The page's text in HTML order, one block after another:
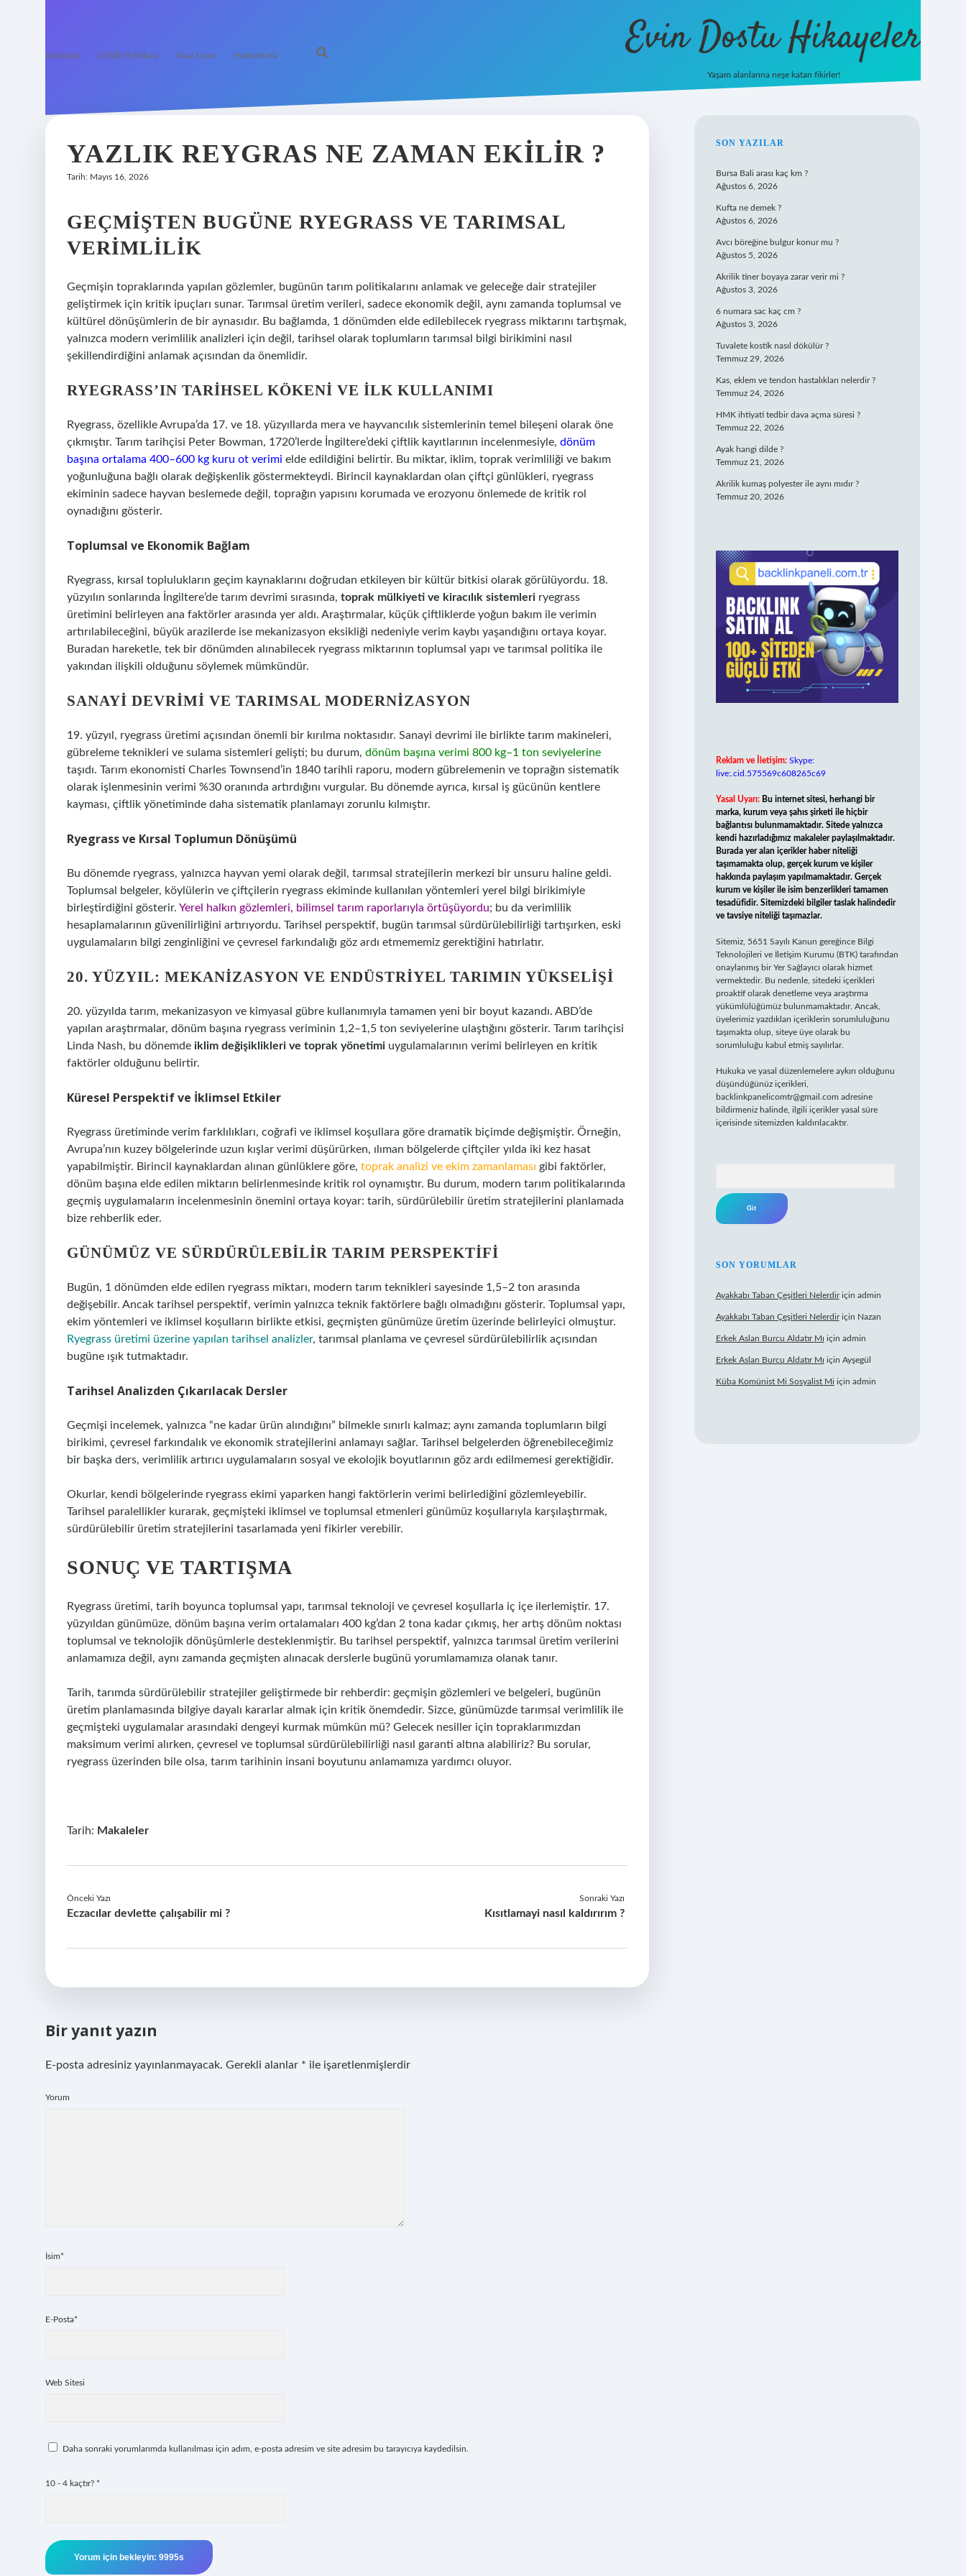
Anasayfa Gizlilik Politikası Yasal Uyarı Hakkımızda Evin Dostu Hikayeler
Yaşam alanlarına neşe katan fikirler!
YAZLIK REYGRAS NE ZAMAN EKILIR ?
Tarih: Mayıs 16, 2026
GEÇMIŞTEN BUGÜNE RYEGRASS VE TARIMSAL
VERIMLILIK
Geçmişin topraklarında yapılan gözlemler, bugünün tarım politikalarını anlamak ve geleceğe dair stratejiler
geliştirmek için kritik ipuçları sunar. Tarımsal üretim verileri, sadece ekonomik değil, aynı zamanda toplumsal ve
kültürel dönüşümlerin de bir aynasıdır. Bu bağlamda, 1 dönümden elde edilebilecek ryegrass miktarını tartışmak,
yalnızca modern verimlilik analizleri için değil, tarihsel olarak toplumların tarımsal bilgi birikimini nasıl
şekillendirdiğini anlamak açısından da önemlidir.
RYEGRASS’IN TARIHSEL KÖKENI VE İLK KULLANIMI
Ryegrass, özellikle Avrupa’da 17. ve 18. yüzyıllarda mera ve hayvancılık sistemlerinin temel bileşeni olarak öne
çıkmıştır. Tarım tarihçisi Peter Bowman, 1720’lerde İngiltere’deki çiftlik kayıtlarının incelenmesiyle, dönüm
başına ortalama 400–600 kg kuru ot verimi elde edildiğini belirtir. Bu miktar, iklim, toprak verimliliği ve bakım
yoğunluğuna bağlı olarak değişkenlik göstermekteydi. Birincil kaynaklardan olan çiftçi günlükleri, ryegrass
ekiminin sadece hayvan beslemede değil, toprağın yapısını korumada ve erozyonu önlemede de kritik rol
oynadığını gösterir.
Toplumsal ve Ekonomik Bağlam
Ryegrass, kırsal toplulukların geçim kaynaklarını doğrudan etkileyen bir kültür bitkisi olarak görülüyordu. 18.
yüzyılın sonlarında İngiltere’de tarım devrimi sırasında, toprak mülkiyeti ve kiracılık sistemleri ryegrass
üretimini belirleyen ana faktörler arasında yer aldı. Araştırmalar, küçük çiftliklerde yoğun bakım ile verimin
artırılabileceğini, büyük arazilerde ise mekanizasyon eksikliği nedeniyle verim kaybı yaşandığını ortaya koyar.
Buradan hareketle, tek bir dönümden alınabilecek ryegrass miktarının toplumsal yapı ve tarımsal politika ile
yakından ilişkili olduğunu söylemek mümkündür.
SANAYI DEVRIMI VE TARIMSAL MODERNIZASYON
19. yüzyıl, ryegrass üretimi açısından önemli bir kırılma noktasıdır. Sanayi devrimi ile birlikte tarım makineleri,
gübreleme teknikleri ve sulama sistemleri gelişti; bu durum, dönüm başına verimi 800 kg–1 ton seviyelerine
taşıdı. Tarım ekonomisti Charles Townsend’in 1840 tarihli raporu, modern gübrelemenin ve toprağın sistematik
olarak işlenmesinin verimi %30 oranında artırdığını vurgular. Bu dönemde ayrıca, kırsal iş gücünün kentlere
kayması, çiftlik yönetiminde daha sistematik planlamayı zorunlu kılmıştır.
Ryegrass ve Kırsal Toplumun Dönüşümü
Bu dönemde ryegrass, yalnızca hayvan yemi olarak değil, tarımsal stratejilerin merkezi bir unsuru haline geldi.
Toplumsal belgeler, köylülerin ve çiftçilerin ryegrass ekiminde kullanılan yöntemleri yerel bilgi birikimiyle
birleştirdiğini gösterir. Yerel halkın gözlemleri, bilimsel tarım raporlarıyla örtüşüyordu; bu da verimlilik
hesaplamalarının güvenilirliğini artırıyordu. Tarihsel perspektif, bugün tarımsal sürdürülebilirliği tartışırken, eski
uygulamaların bilgi zenginliğini ve çevresel farkındalığı göz ardı etmememiz gerektiğini hatırlatır.
20. YÜZYIL: MEKANIZASYON VE ENDÜSTRIYEL TARIMIN YÜKSELIŞI
20. yüzyılda tarım, mekanizasyon ve kimyasal gübre kullanımıyla tamamen yeni bir boyut kazandı. ABD’de
yapılan araştırmalar, dönüm başına ryegrass veriminin 1,2–1,5 ton seviyelerine ulaştığını gösterir. Tarım tarihçisi
Linda Nash, bu dönemde iklim değişiklikleri ve toprak yönetimi uygulamalarının verimi belirleyen en kritik
faktörler olduğunu belirtir.
Küresel Perspektif ve İklimsel Etkiler
Ryegrass üretiminde verim farklılıkları, coğrafi ve iklimsel koşullara göre dramatik biçimde değişmiştir. Örneğin,
Avrupa’nın kuzey bölgelerinde uzun kışlar verimi düşürürken, ılıman bölgelerde çiftçiler yılda iki kez hasat
yapabilmiştir. Birincil kaynaklardan alınan günlüklere göre, toprak analizi ve ekim zamanlaması gibi faktörler,
dönüm başına elde edilen miktarın belirlenmesinde kritik rol oynamıştır. Bu durum, modern tarım politikalarında
geçmiş uygulamaların incelenmesinin önemini ortaya koyar: tarih, sürdürülebilir üretim stratejilerini planlamada
bize rehberlik eder.
GÜNÜMÜZ VE SÜRDÜRÜLEBILIR TARIM PERSPEKTIFI
Bugün, 1 dönümden elde edilen ryegrass miktarı, modern tarım teknikleri sayesinde 1,5–2 ton arasında
değişebilir. Ancak tarihsel perspektif, verimin yalnızca teknik faktörlere bağlı olmadığını gösterir. Toplumsal yapı,
ekim yöntemleri ve iklimsel koşulların birlikte etkisi, geçmişten günümüze üretim üzerinde belirleyici olmuştur.
Ryegrass üretimi üzerine yapılan tarihsel analizler, tarımsal planlama ve çevresel sürdürülebilirlik açısından
bugüne ışık tutmaktadır.
Tarihsel Analizden Çıkarılacak Dersler
Geçmişi incelemek, yalnızca “ne kadar ürün alındığını” bilmekle sınırlı kalmaz; aynı zamanda toplumların bilgi
birikimi, çevresel farkındalık ve ekonomik stratejilerini anlamayı sağlar. Tarihsel belgelerden öğrenebileceğimiz
bir başka ders, verimlilik artırıcı uygulamaların sosyal ve ekolojik boyutlarının göz ardı edilmemesi gerektiğidir.
Okurlar, kendi bölgelerinde ryegrass ekimi yaparken hangi faktörlerin verimi belirlediğini gözlemleyebilir.
Tarihsel paralellikler kurarak, geçmişteki iklimsel ve toplumsal etmenleri günümüz koşullarıyla karşılaştırmak,
sürdürülebilir üretim stratejilerini tasarlamada yeni fikirler verebilir.
SONUÇ VE TARTIŞMA
Ryegrass üretimi, tarih boyunca toplumsal yapı, tarımsal teknoloji ve çevresel koşullarla iç içe ilerlemiştir. 17.
yüzyıldan günümüze, dönüm başına verim ortalamaları 400 kg’dan 2 tona kadar çıkmış, her artış dönüm noktası
toplumsal ve teknolojik dönüşümlerle desteklenmiştir. Bu tarihsel perspektif, yalnızca tarımsal üretim verilerini
anlamamıza değil, aynı zamanda geçmişten alınacak derslerle bugünü yorumlamamıza olanak tanır.
Tarih, tarımda sürdürülebilir stratejiler geliştirmede bir rehberdir: geçmişin gözlemleri ve belgeleri, bugünün
üretim planlamasında bilgiye dayalı kararlar almak için kritik önemdedir. Sizce, günümüzde tarımsal verimlilik ile
geçmişteki uygulamalar arasındaki dengeyi kurmak mümkün mü? Gelecek nesiller için topraklarımızdan
maksimum verimi alırken, çevresel ve toplumsal sürdürülebilirliği nasıl garanti altına alabiliriz? Bu sorular,
ryegrass üzerinden bile olsa, tarım tarihinin insani boyutunu anlamamıza yardımcı oluyor.
Tarih: Makaleler
Önceki Yazı
Eczacılar devlette çalışabilir mi ?
Sonraki Yazı
Kısıtlamayi nasıl kaldırırım ?
Bir yanıt yazın
E-posta adresiniz yayınlanmayacak. Gerekli alanlar * ile işaretlenmişlerdir
Yorum
İsim*
E-Posta*
Web Sitesi
Daha sonraki yorumlarımda kullanılması için adım, e-posta adresim ve site adresim bu tarayıcıya kaydedilsin.
10 - 4 kaçtır? *
SIDEBAR
SON YAZILAR
Bursa Bali arası kaç km ?
Ağustos 6, 2026
Kufta ne demek ?
Ağustos 6, 2026
Avcı böreğine bulgur konur mu ?
Ağustos 5, 2026
Akrilik tiner boyaya zarar verir mi ?
Ağustos 3, 2026
6 numara sac kaç cm ?
Ağustos 3, 2026
Tuvalete kostik nasıl dökülür ?
Temmuz 29, 2026
Kas, eklem ve tendon hastalıkları nelerdir ?
Temmuz 24, 2026
HMK ihtiyati tedbir dava açma süresi ?
Temmuz 22, 2026
Ayak hangi dilde ?
Temmuz 21, 2026
Akrilik kumaş polyester ile aynı mıdır ?
Temmuz 20, 2026
Reklam ve İletişim: Skype:
live:.cid.575569c608265c69
Yasal Uyarı: Bu internet sitesi, herhangi bir
marka, kurum veya şahıs şirketi ile hiçbir
bağlantısı bulunmamaktadır. Sitede yalnızca
kendi hazırladığımız makaleler paylaşılmaktadır.
Burada yer alan içerikler haber niteliği
taşımamakta olup, gerçek kurum ve kişiler
hakkında paylaşım yapılmamaktadır. Gerçek
kurum ve kişiler ile isim benzerlikleri tamamen
tesadüfidir. Sitemizdeki bilgiler taslak halindedir
ve tavsiye niteliği taşımazlar.
Sitemiz, 5651 Sayılı Kanun gereğince Bilgi
Teknolojileri ve İletişim Kurumu (BTK) tarafından
onaylanmış bir Yer Sağlayıcı olarak hizmet
vermektedir. Bu nedenle, sitedeki içerikleri
proaktif olarak denetleme veya araştırma
yükümlülüğümüz bulunmamaktadır. Ancak,
üyelerimiz yazdıkları içeriklerin sorumluluğunu
taşımakta olup, siteye üye olarak bu
sorumluluğu kabul etmiş sayılırlar.
Hukuka ve yasal düzenlemelere aykırı olduğunu
düşündüğünüz içerikleri,
backlinkpanelicomtr@gmail.com adresine
bildirmeniz halinde, ilgili içerikler yasal süre
içerisinde sitemizden kaldırılacaktır.
SON YORUMLAR
Ayakkabı Taban Çeşitleri Nelerdiriçin admin
Ayakkabı Taban Çeşitleri Nelerdiriçin Nazan
Erkek Aslan Burcu Aldatır Mı için admin
Erkek Aslan Burcu Aldatır Mı için Ayşegül
Küba Komünist Mi Sosyalist Mi için admin